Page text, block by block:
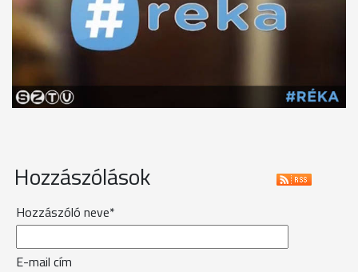
Hozzászólások
Hozzászóló neve*
E-mail cím